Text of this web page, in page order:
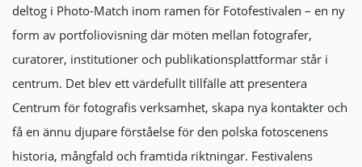
deltog i Photo-Match inom ramen för Fotofestivalen – en ny
form av portfoliovisning där möten mellan fotografer,
curatorer, institutioner och publikationsplattformar står i
centrum. Det blev ett värdefullt tillfälle att presentera
Centrum för fotografis verksamhet, skapa nya kontakter och
få en ännu djupare förståelse för den polska fotoscenens
historia, mångfald och framtida riktningar. Festivalens